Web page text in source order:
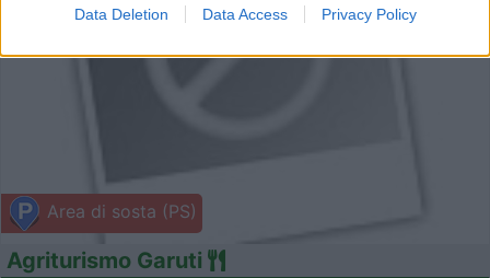
Data Deletion Data Access Privacy Policy
Area di sosta (PS)
Agriturismo Garuti